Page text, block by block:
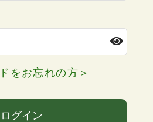
をお忘れの方＞
ログイン